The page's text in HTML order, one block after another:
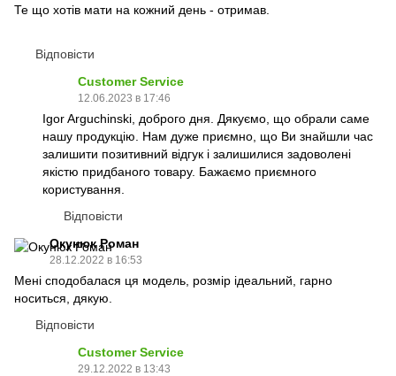
Те що хотів мати на кожний день - отримав.
Відповісти
Customer Service
12.06.2023 в 17:46
Igor Arguchinski, доброго дня. Дякуємо, що обрали саме
нашу продукцію. Нам дуже приємно, що Ви знайшли час
залишити позитивний відгук і залишилися задоволені
якістю придбаного товару. Бажаємо приємного
користування.
Відповісти
Окунюк Роман
28.12.2022 в 16:53
Мені сподобалася ця модель, розмір ідеальний, гарно
носиться, дякую.
Відповісти
Customer Service
29.12.2022 в 13:43